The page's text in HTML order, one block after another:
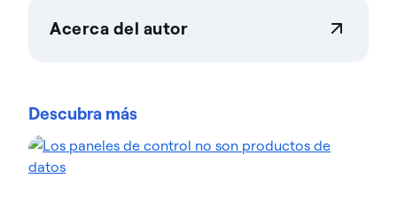
Acerca del autor
organizaciones confían en las soluciones de
optimizar entornos de datos complejos y acelerar
la entrega de datos preparados para la IA.
Descubra más